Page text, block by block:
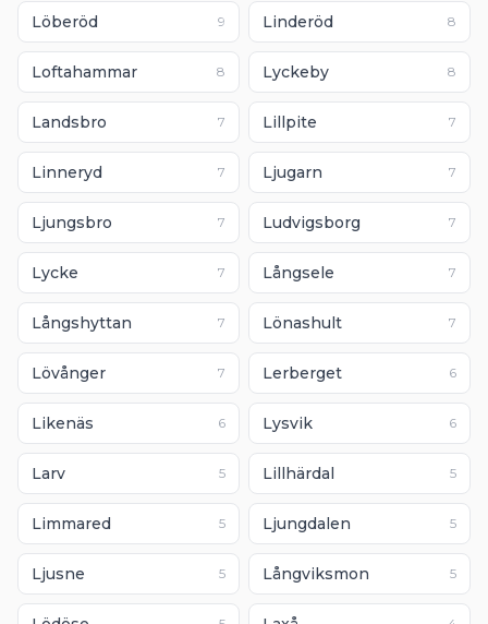
Löberöd 9 Linderöd 8
Loftahammar 8 Lyckeby 8
Landsbro 7 Lillpite 7
Linneryd 7 Ljugarn 7
Ljungsbro 7 Ludvigsborg 7
Lycke 7 Långsele 7
Långshyttan 7 Lönashult 7
Lövånger 7 Lerberget 6
Likenäs 6 Lysvik 6
Larv 5 Lillhärdal 5
Limmared 5 Ljungdalen 5
Ljusne 5 Långviksmon 5